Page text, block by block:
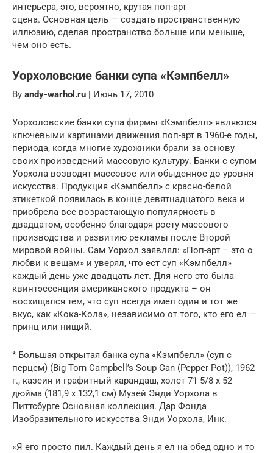
интерьера, это, вероятно, крутая поп-арт
сцена. Основная цель — создать пространственную
иллюзию, сделав пространство больше или меньше,
чем оно есть.
Уорхоловские банки супа «Кэмпбелл»
By andy-warhol.ru | Июнь 17, 2010
Уорхоловские банки супа фирмы «Кэмпбелл» являются
ключевыми картинами движения поп-арт в 1960-е годы,
периода, когда многие художники брали за основу
своих произведений массовую культуру. Банки с супом
Уорхола возводят массовое или обыденное до уровня
искусства. Продукция «Кэмпбелл» с красно-белой
этикеткой появилась в конце девятнадцатого века и
приобрела все возрастающую популярность в
двадцатом, особенно благодаря росту массового
производства и развитию рекламы после Второй
мировой войны. Сам Уорхол заявлял: «Поп-арт – это о
любви к вещам» и уверял, что ест суп «Кэмпбелл»
каждый день уже двадцать лет. Для него это была
квинтэссенция американского продукта – он
восхищался тем, что суп всегда имел один и тот же
вкус, как «Кока-Кола», независимо от того, кто его ел —
принц или нищий.
* Большая открытая банка супа «Кэмпбелл» (суп с
перцем) (Big Torn Campbell’s Soup Can (Pepper Pot)), 1962
г., казеин и графитный карандаш, холст 71 5/8 x 52
дюйма (181,9 x 132,1 см) Музей Энди Уорхола в
Питтсбурге Основная коллекция. Дар Фонда
Изобразительного искусства Энди Уорхола, Инк.
«Я его просто пил. Каждый день я ел на обед одно и то